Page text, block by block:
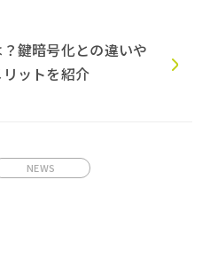
鍵暗号化との違いや
ットを紹介
NEWS